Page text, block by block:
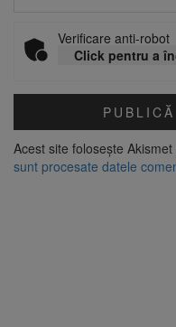
Verificare anti-robot
Click pentru a
Acest site folosește
sunt procesate datele